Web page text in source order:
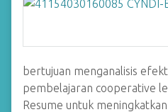
bertujuan menganalisis
pembelajaran cooperative
Resume untuk